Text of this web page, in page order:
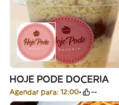
HOJE PODE DOCERIA
Agendar para: 12:00 --